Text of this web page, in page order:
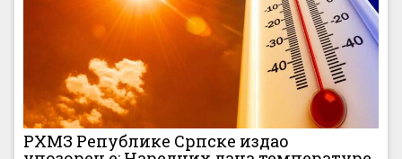
РХМЗ Републике Српске издао